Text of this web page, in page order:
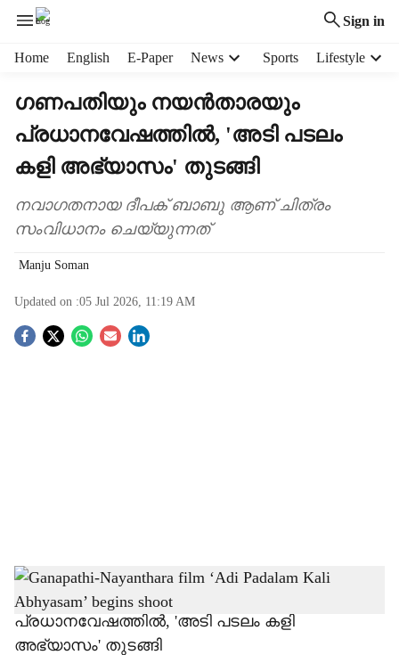
Sign in
Home English E-Paper News Sports Lifestyle
ഗണപതിയും നയൻതാരയും
പ്രധാനവേഷത്തിൽ, 'അടി പടലം
കളി അഭ്യാസം' തുടങ്ങി
നവാഗതനായ ദീപക് ബാബു ആണ് ചിത്രം
സംവിധാനം ചെയ്യുന്നത്
Manju Soman
Updated on :05 Jul 2026, 11:19 AM
S
h
a
ഗണപതിയും നയൻതാരയും
പ്രധാനവേഷത്തിൽ, 'അടി പടലം കളി
അഭ്യാസം' തുടങ്ങി